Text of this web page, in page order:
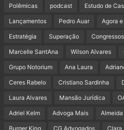
Polêmicas podcast Estudo de
Lançamentos Pedro Auar Agora e
Estratégia Superação Congressos
Marcelle SantAna Wilson Alvares
Grupo Notorium Ana Laura
Ceres Rabelo Cristiano Sardinha
Laura Alvares Mansão Jurídica
Adriel Kelm Advoga Mais
Burger King CG Advogados Clara